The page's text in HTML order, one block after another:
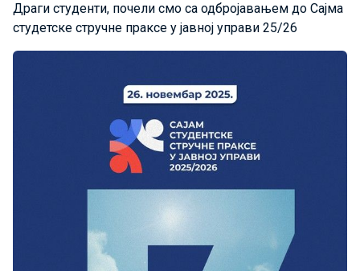
Драги студенти, почели смо са одбројавањем до Сајма
студетске стручне праксе у јавној управи 25/26